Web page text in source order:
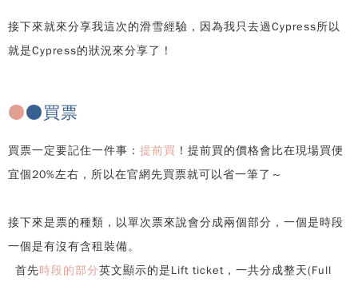
接下來就來分享我這次的滑雪經驗，因為我只去過Cypress所以
就是Cypress的狀況來分享了！
●●買票
買票一定要記住一件事： 提前買 ！提前買的價格會比在現場買便
宜個20%左右，所以在官網先買票就可以省一筆了～
接下來是票的種類，以單次票來說會分成兩個部分，一個是時段
一個是有沒有含租裝備。
首先時段的部分英文顯示的是Lift ticket，一共分成整天(Full